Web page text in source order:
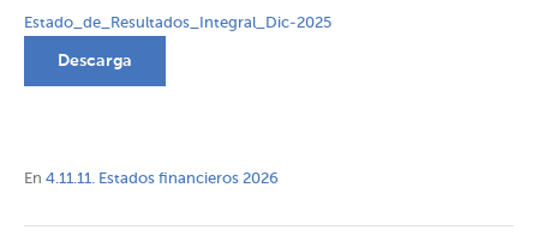
Estado_de_Resultados_Integral_Dic-2025
Descarga
En 4.11.11. Estados financieros 2026